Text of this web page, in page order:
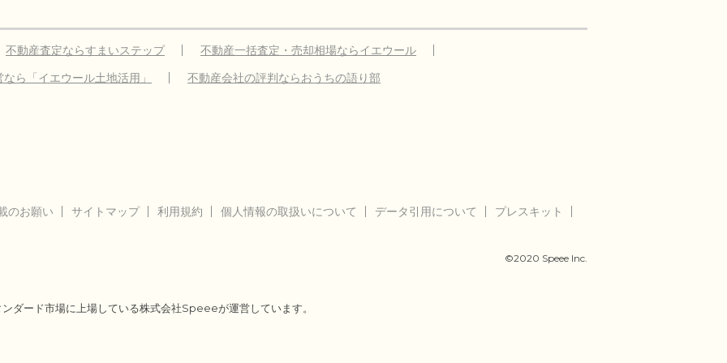
不動産査定ならすまいステップ
不動産一括査定・売却相場ならイエウール
ら「イエウール土地活用」
不動産会社の評判ならおうちの語り部
のお願い サイトマップ 利用規約 個人情報の取扱いについて データ引用について プレスキット
©2020 Speee Inc.
ダード市場に上場している株式会社Speeeが運営しています。